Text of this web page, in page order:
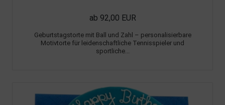
ab 92,00 EUR
Geburtstagstorte mit Ball und Zahl – personalisierbare
Motivtorte für leidenschaftliche Tennisspieler und
sportliche...